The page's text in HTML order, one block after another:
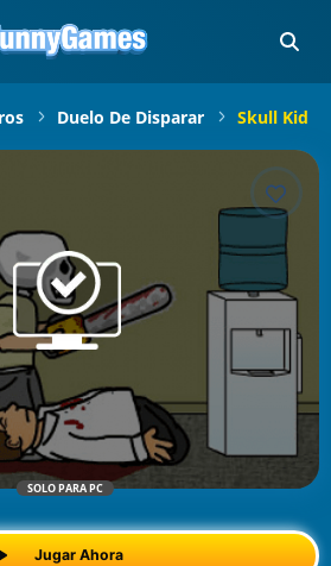
Duelo De Disparar Skull Kid
SOLO PARA PC
Jugar Ahora